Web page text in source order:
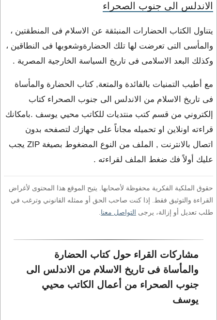
الاندلس الى جنوب الصحراء
يتناول الكتاب الحضارات المنبثقة عن الاسلام فى المنطقتين ،
والمأسى التى تعرضت لها تلك الحضارةوشعوبها فى النطاقين ،
وكذلك البعد الاسلامى فى تاريخ السياسة الخارجية المصرية .
مع أطيب التمنيات بالفائدة والمتعة, كتاب الحضارة والمأساة
فى تاريخ الاسلام من الاندلس الى جنوب الصحراء كتاب
إلكتروني من قسم كتب منتديات للكاتب محيي يوسف .بامكانك
قراءته اونلاين او تحميله مجاناً على جهازك لتصفحه بدون
اتصال بالانترنت , الملف من النوع المضغوط بصيغة ZIP يجب
عليك أولاً فك ضغط الملف لقراءته .
حقوق الملكية الفكرية محفوظة لأصحابها. يتيح الموقع هذا المحتوى لأغراض
القراءة والتوثيق فقط. إذا كنت صاحب الحق أو ممثله القانوني وترغب في
طلب تعديل أو إزالة، يرجى التواصل معنا
مشاركات القراء حول كتاب الحضارة
والمأساة فى تاريخ الاسلام من الاندلس الى
جنوب الصحراء من أعمال الكاتب محيي
يوسف